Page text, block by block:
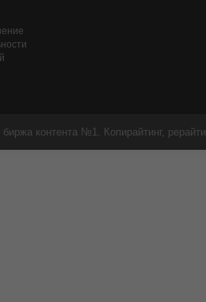
контента №1. Копирайтинг,